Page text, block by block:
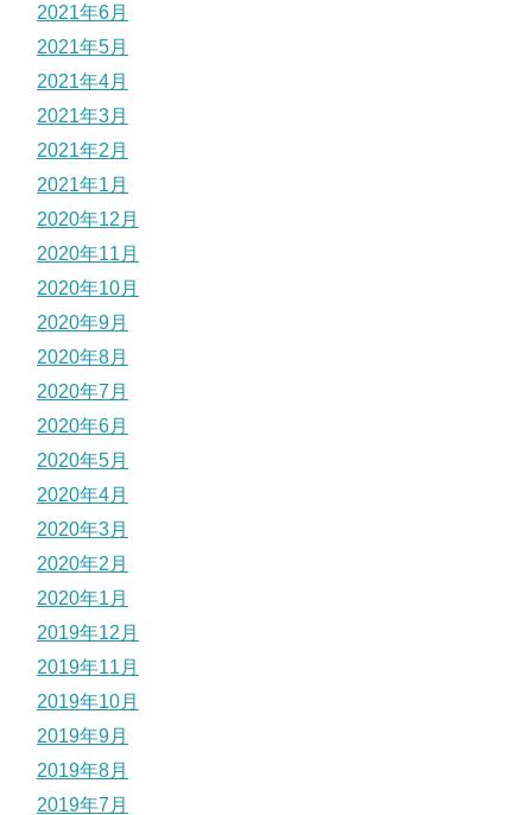
2021年6月
2021年5月
2021年4月
2021年3月
2021年2月
2021年1月
2020年12月
2020年11月
2020年10月
2020年9月
2020年8月
2020年7月
2020年6月
2020年5月
2020年4月
2020年3月
2020年2月
2020年1月
2019年12月
2019年11月
2019年10月
2019年9月
2019年8月
2019年7月